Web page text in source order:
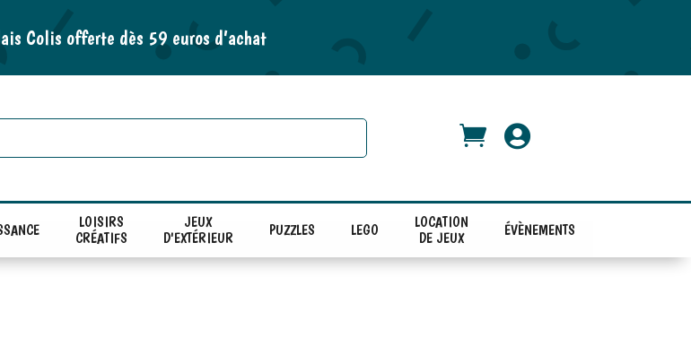
Colis offerte dès 59 euros d’achat
 
LOISIRS
CRÉATIFS
JEUX
D'EXTÉRIEUR
PUZZLES LEGO
LOCATION
DE JEUX
ÉVÈNEMENTS